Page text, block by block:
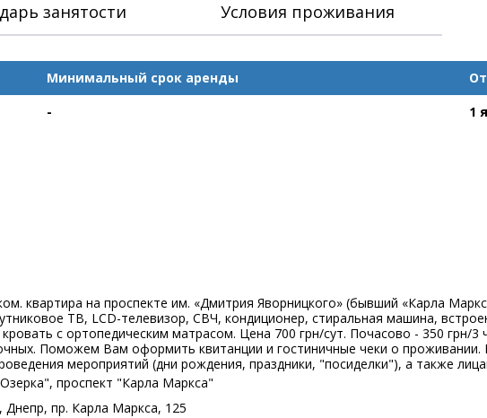
занятости Условия проживания
Минимальный срок аренды От
- 1
квартира на проспекте им. «Дмитрия Яворницкого» (бывший «Карла
ТВ, LCD-телевизор, СВЧ, кондиционер, стиральная машина,
с ортопедическим матрасом. Цена 700 грн/сут. Почасово - 350 грн/
Поможем Вам оформить квитанции и гостиничные чеки о проживании.
мероприятий (дни рождения, праздники, "посиделки"), а также
проспект "Карла Маркса"
Днепр, пр. Карла Маркса, 125